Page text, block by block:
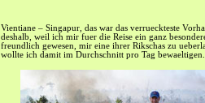
Vientiane – Singapur, das war das verrueckteste
deshalb, weil ich mir fuer die Reise ein ganz
freundlich gewesen, mir eine ihrer Rikschas zu
wollte ich damit im Durchschnitt pro Tag bewaeltigen.